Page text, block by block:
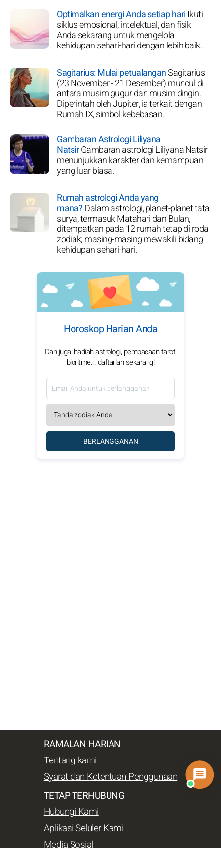
Optimalkan energi Anda setiap hariIkuti
siklus emosional, intelektual, dan fisik
Anda sekarang untuk mengelola
kehidupan sehari-hari dengan lebih baik.
Sagitarius: Mulai petualanganSagitarius
(23 November - 21 Desember) muncul di
antara musim gugur dan musim dingin.
Diperintah oleh Jupiter, ia terkait dengan
Rumah IX, simbol kebebasan.
Gambaran Astrologi Liliyana
NatsirGambaran astrologi Liliyana Natsir
menunjukkan karakter dan kemampuan
yang luar biasa.
Rumah astrologi Anda yang
mana?Dalam astrologi, planet-planet tata
surya, termasuk Matahari dan Bulan,
ditempatkan pada 12 rumah tetap di roda
zodiak; masing-masing mewakili bidang
kehidupan sehari-hari.
Horoskop Harian Anda
Dan juga: hadiah astrologi, pembacaan tarot,
bioritme... daftarlah sekarang!
BERLANGGANAN
RAMALAN HARIAN
Tentang kami
Syarat dan Ketentuan Penggunaan
TETAP TERHUBUNG
Hubungi Kami
Aplikasi Seluler Kami
Media Sosial